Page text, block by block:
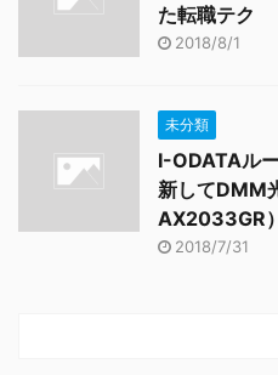
た転職テク
2018/8/1
未分類
I-ODATAル
新してDMM
AX2033GR）
2018/7/31